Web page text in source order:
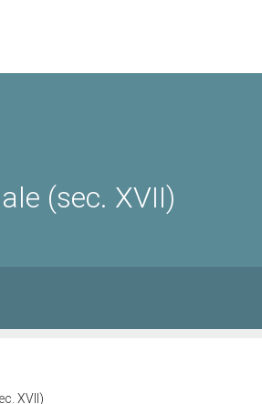
(sec. XVII)
XVII)